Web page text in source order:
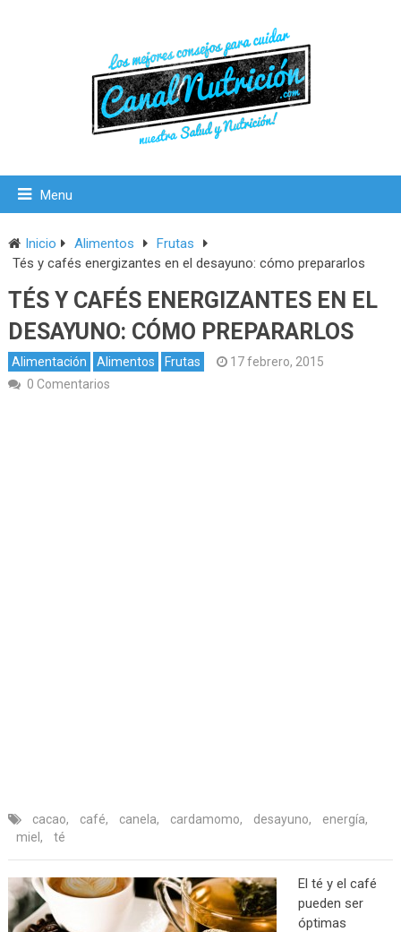
Menu
Inicio Alimentos
Frutas
Tés y cafés energizantes en el desayuno: cómo prepararlos
TÉS Y CAFÉS ENERGIZANTES EN EL
DESAYUNO: CÓMO PREPARARLOS
Alimentación Alimentos Frutas
17 febrero, 2015
0 Comentarios
cacao, café, canela, cardamomo, desayuno, energía,
miel , té
El té y el café
pueden ser
óptimas